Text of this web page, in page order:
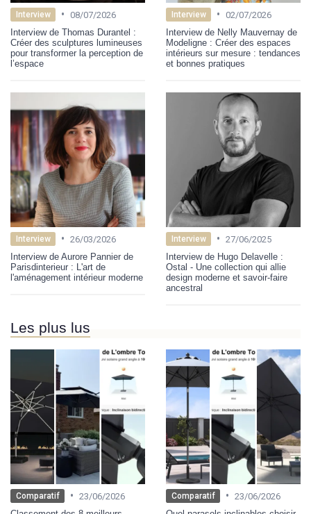
Interview • 08/07/2026
Interview de Thomas Durantel :
Créer des sculptures lumineuses
pour transformer la perception de
l’espace
Interview • 02/07/2026
Interview de Nelly Mauvernay de
Modeligne : Créer des espaces
intérieurs sur mesure : tendances
et bonnes pratiques
Interview • 26/03/2026
Interview de Aurore Pannier de
Parisdinterieur : L'art de
l'aménagement intérieur moderne
Interview • 27/06/2025
Interview de Hugo Delavelle :
Ostal - Une collection qui allie
design moderne et savoir-faire
ancestral
Les plus lus
Comparatif • 23/06/2026
Comparatif • 23/06/2026